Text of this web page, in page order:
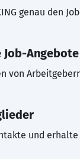
genau den
Job-Angebote
von
und